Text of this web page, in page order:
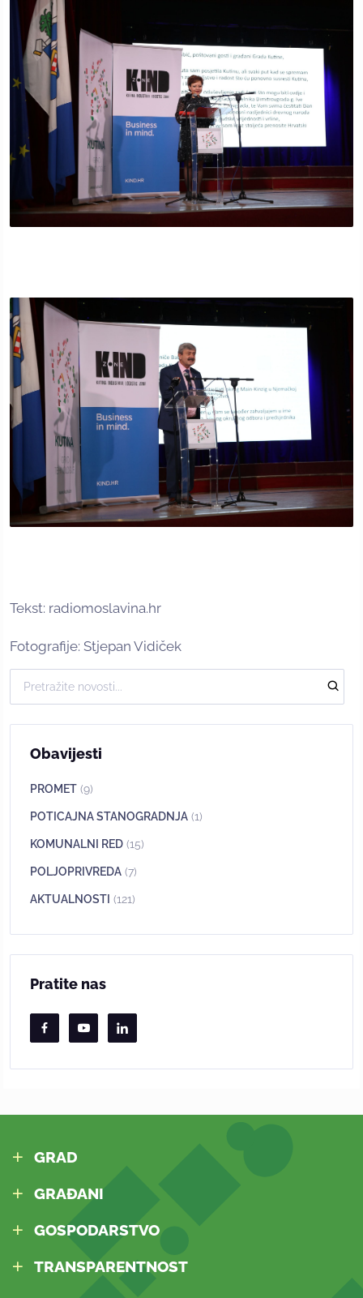
Tekst: radiomoslavina.hr
Fotografije: Stjepan Vidiček
Obavijesti
PROMET (9)
POTICAJNA STANOGRADNJA (1)
KOMUNALNI RED (15)
POLJOPRIVREDA (7)
AKTUALNOSTI (121)
Pratite nas
GRAD
GRAĐANI
GOSPODARSTVO
TRANSPARENTNOST